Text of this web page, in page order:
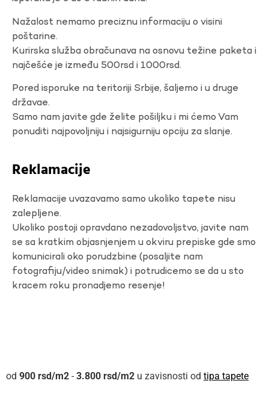
Nažalost nemamo preciznu informaciju o visini
poštarine.
Kurirska služba obračunava na osnovu težine paketa i
najčešće je između 500rsd i 1000rsd.
Pored isporuke na teritoriji Srbije, šaljemo i u druge
državae.
Samo nam javite gde želite pošiljku i mi ćemo Vam
ponuditi najpovoljniju i najsigurniju opciju za slanje.
Reklamacije
Reklamacije uvazavamo samo ukoliko tapete nisu
zalepljene.
Ukoliko postoji opravdano nezadovoljstvo, javite nam
se sa kratkim objasnjenjem u okviru prepiske gde smo
komunicirali oko porudzbine (posaljite nam
fotografiju/video snimak) i potrudicemo se da u sto
kracem roku pronadjemo resenje!
900 rsd - 3.800 rsd u zavisnosti od tipa tapete